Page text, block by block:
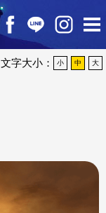
文字大小： 小 中 大